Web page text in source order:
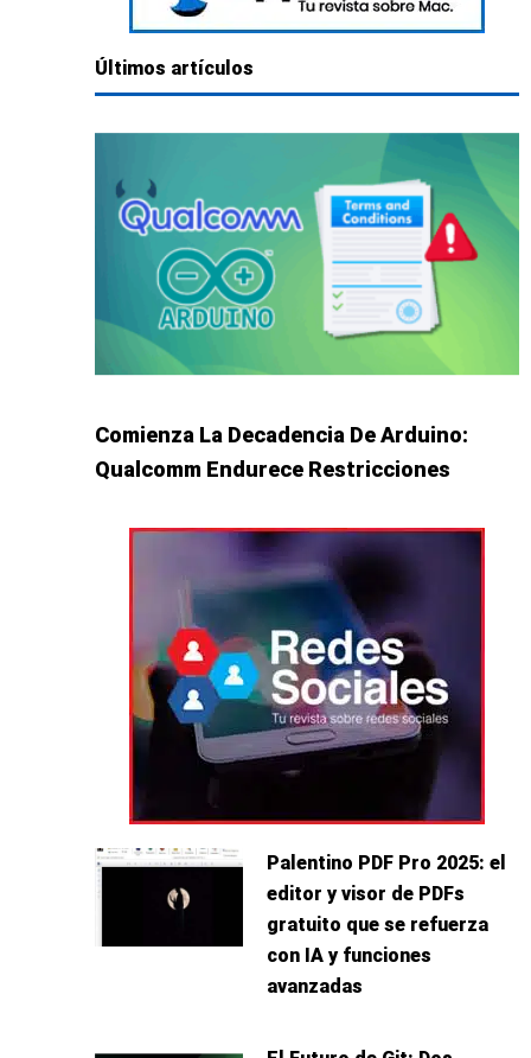
Últimos artículos
Comienza La Decadencia De Arduino:
Qualcomm Endurece Restricciones
Palentino PDF Pro 2025: el
editor y visor de PDFs
gratuito que se refuerza
con IA y funciones
avanzadas